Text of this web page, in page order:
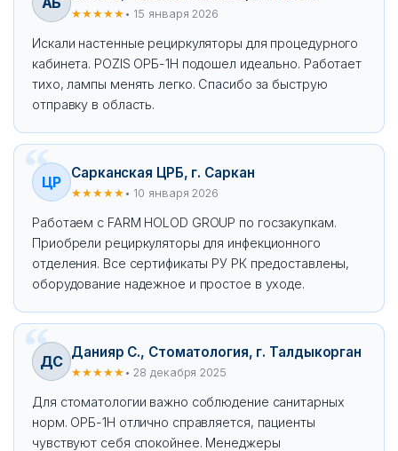
★★★★★ • 15 января 2026
Искали настенные рециркуляторы для процедурного
кабинета. POZIS ОРБ-1Н подошел идеально. Работает
тихо, лампы менять легко. Спасибо за быструю
отправку в область.
ЦР
Сарканская ЦРБ, г. Саркан
★★★★★ • 10 января 2026
Работаем с FARM HOLOD GROUP по госзакупкам.
Приобрели рециркуляторы для инфекционного
отделения. Все сертификаты РУ РК предоставлены,
оборудование надежное и простое в уходе.
ДС
Данияр С., Стоматология, г. Талдыкорган
★★★★★ • 28 декабря 2025
Для стоматологии важно соблюдение санитарных
норм. ОРБ-1Н отлично справляется, пациенты
чувствуют себя спокойнее. Менеджеры